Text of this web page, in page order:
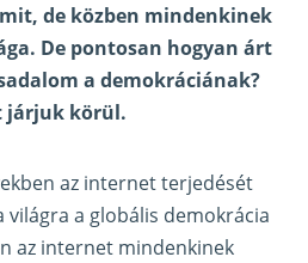
de közben mindenkinek
De pontosan hogyan árt
a demokráciának?
járjuk körül.
az internet terjedését
világra a globális demokrácia
az internet mindenkinek